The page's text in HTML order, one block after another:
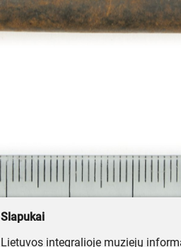
Slapukai
Lietuvos integralioje muziejų